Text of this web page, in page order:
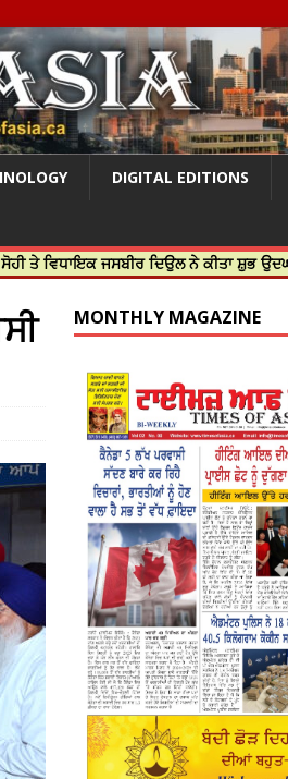
DIGITAL EDITIONS
ਜਸਬੀਰ ਦਿਉਲ ਨੇ ਕੀਤਾ ਸ਼ੁਭ ਉਦਘਾਟਨ
MONTHLY MAGAZINE